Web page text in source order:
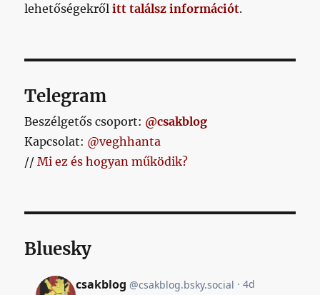
lehetőségekrőlitt találsz információt.
Telegram
Beszélgetős csoport: @csakblog
Kapcsolat: @veghhanta
//Mi ez és hogyan működik?
Bluesky